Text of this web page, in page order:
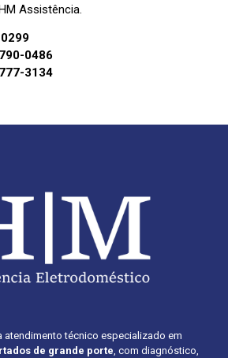
Assistência.
0486
3134
atendimento técnico especializado em
de grande porte , com diagnóstico,